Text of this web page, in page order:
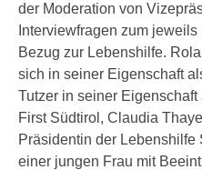
der Moderation von
Interviewfragen zum
Bezug zur Lebenshilfe.
sich in seiner Eigenschaft
Tutzer in seiner
First Südtirol, Claudia
Präsidentin der Lebenshilfe
einer jungen Frau mit